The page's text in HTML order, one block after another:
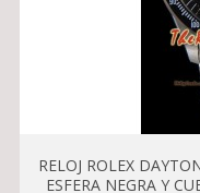
RELOJ ROLEX
ESFERA NEGRA Y